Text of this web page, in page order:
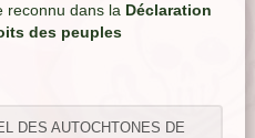
reconnu dans la Déclaration
des peuples
DES AUTOCHTONES DE